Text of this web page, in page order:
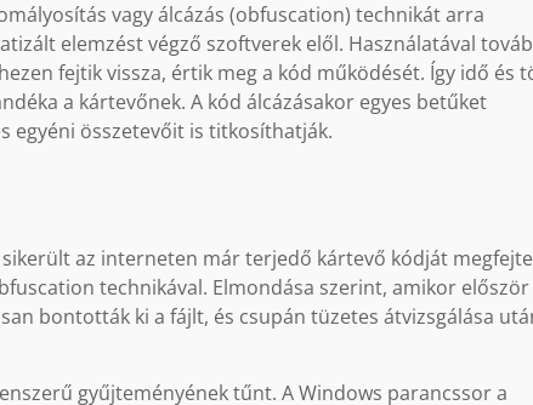
vagy álcázás (obfuscation) technikát arra
elemzést végző szoftverek elől. Használatával
fejtik vissza, értik meg a kód működését. Így idő és
a kártevőnek. A kód álcázásakor egyes betűket
egyéni összetevőit is titkosíthatják.
sikerült az interneten már terjedő kártevő kódját
technikával. Elmondása szerint, amikor először
bontották ki a fájlt, és csupán tüzetes átvizsgálása
gyűjteményének tűnt. A Windows parancssor a